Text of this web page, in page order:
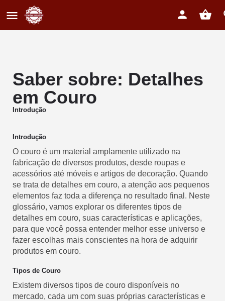
Saber sobre: Detalhes
em Couro
Introdução
Introdução
O couro é um material amplamente utilizado na
fabricação de diversos produtos, desde roupas e
acessórios até móveis e artigos de decoração. Quando
se trata de detalhes em couro, a atenção aos pequenos
elementos faz toda a diferença no resultado final. Neste
glossário, vamos explorar os diferentes tipos de
detalhes em couro, suas características e aplicações,
para que você possa entender melhor esse universo e
fazer escolhas mais conscientes na hora de adquirir
produtos em couro.
Tipos de Couro
Existem diversos tipos de couro disponíveis no
mercado, cada um com suas próprias características e